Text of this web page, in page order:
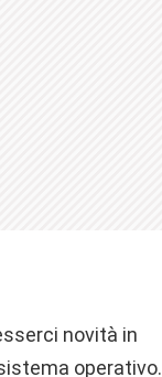
novità in
operativo.